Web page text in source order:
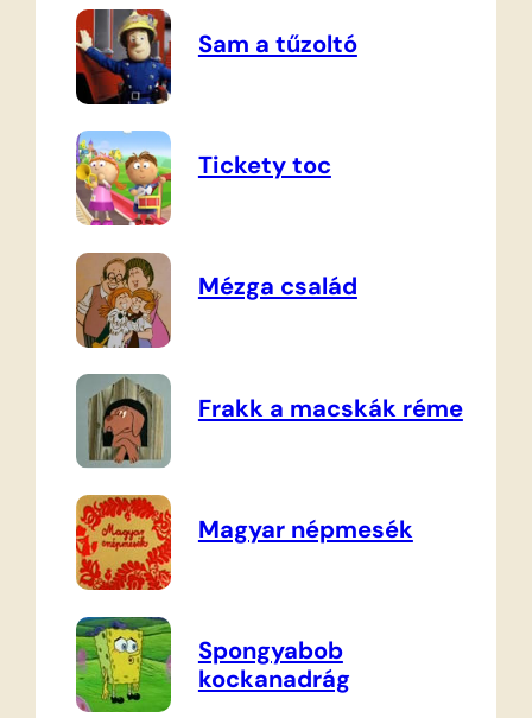
Sam a tűzoltó
Tickety toc
Mézga család
Frakk a macskák réme
Magyar népmesék
Spongyabob
kockanadrág